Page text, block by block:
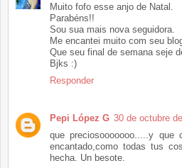
Muito fofo esse anjo de Natal.
Parabéns!!
Sou sua mais nova seguidora.
Me encantei muito com seu
Que seu final de semana seje
Bjks :)
Responder
Pepi López G 30 de octubre
que preciosooooooo.....y
encantado,como todas tus
hecha. Un besote.